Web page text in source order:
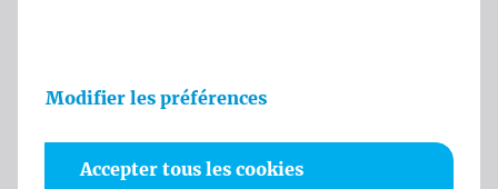
Modifier les préférences
Accepter tous les cookies